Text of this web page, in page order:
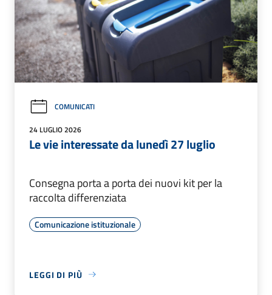
COMUNICATI
24 LUGLIO 2026
Le vie interessate da lunedì 27 luglio
Consegna porta a porta dei nuovi kit per la
raccolta differenziata
Comunicazione istituzionale
LEGGI DI PIÙ